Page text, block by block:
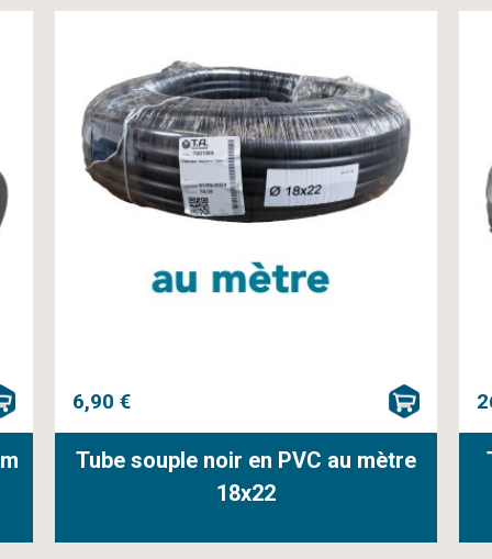
6,90 €
Tube souple noir en PVC au mètre
18x22